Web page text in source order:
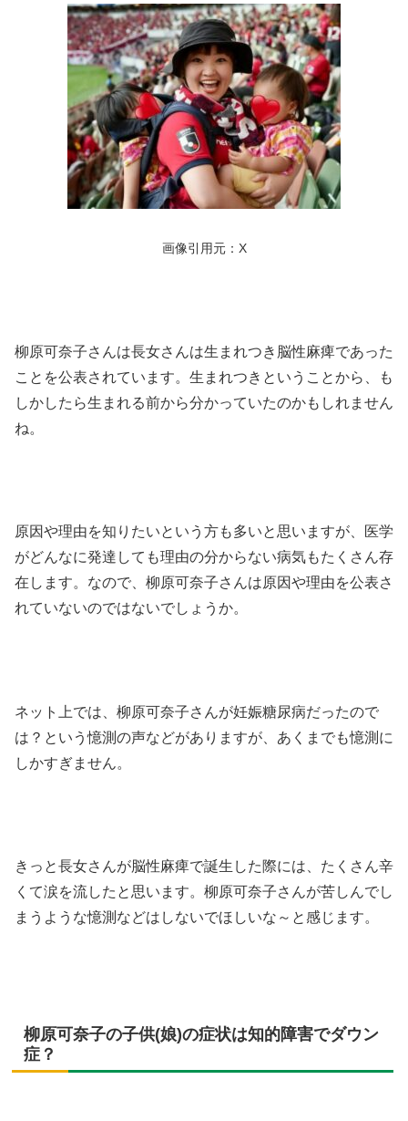
画像引用元：X
柳原可奈子さんは長女さんは生まれつき脳性麻痺であった
ことを公表されています。生まれつきということから、も
しかしたら生まれる前から分かっていたのかもしれません
ね。
原因や理由を知りたいという方も多いと思いますが、医学
がどんなに発達しても理由の分からない病気もたくさん存
在します。なので、柳原可奈子さんは原因や理由を公表さ
れていないのではないでしょうか。
ネット上では、柳原可奈子さんが妊娠糖尿病だったので
は？という憶測の声などがありますが、あくまでも憶測に
しかすぎません。
きっと長女さんが脳性麻痺で誕生した際には、たくさん辛
くて涙を流したと思います。柳原可奈子さんが苦しんでし
まうような憶測などはしないでほしいな～と感じます。
柳原可奈子の子供(娘)の症状は知的障害でダウン
症？